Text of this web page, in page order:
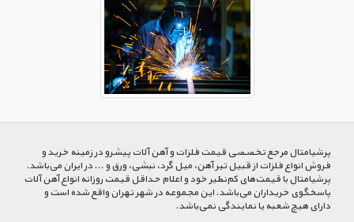
پرشیا‌متال مرجع تخصصی قیمت فلزات و آهن آلات پیشرو در زمینه خرید و
فروش انواع فلزات از قبیل تیر آهن، میل گرد، نبشی، ورق و ... در ایران می‌باشد.
پرشیامتال با قیمت‌های کم‌نظیر خود و اعلام حداقل قیمت روزانه انواع آهن آلات
پاسخگوی خریداران می‌باشد. این مجموعه در شهر تهران واقع شده است و
دارای هیچ شعبه یا نمایندگی نمی‌باشد.